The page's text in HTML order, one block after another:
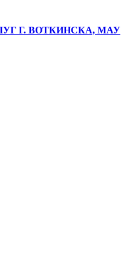
Г. ВОТКИНСКА, МАУ